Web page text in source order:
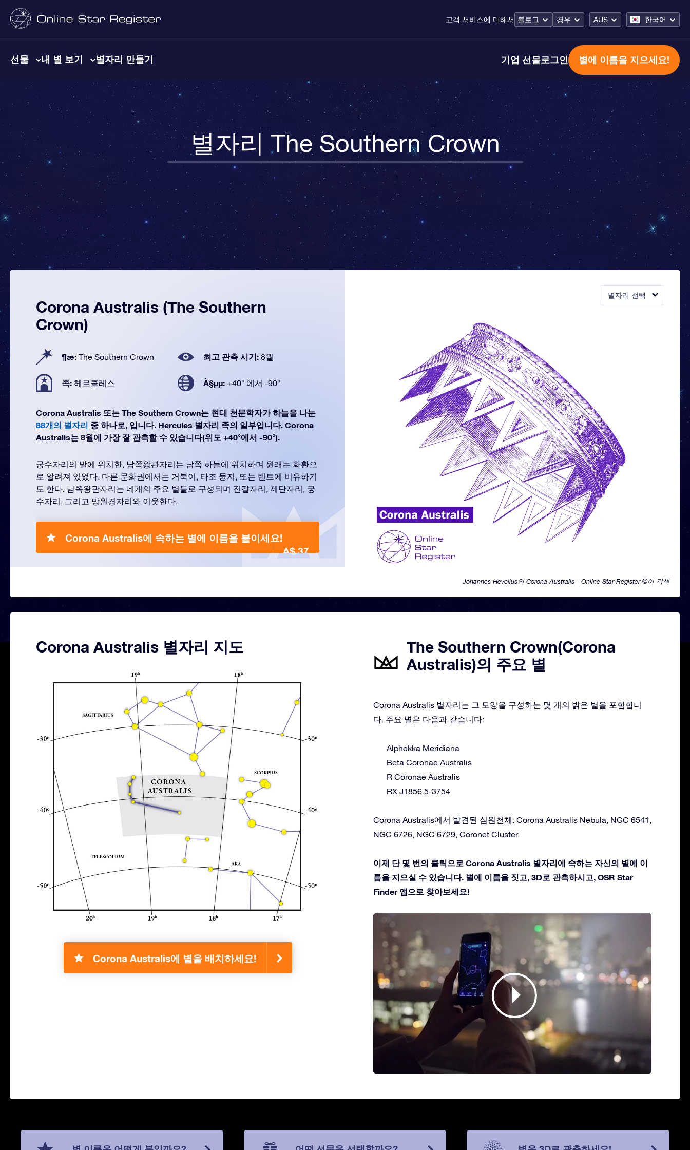
고객 서비스에 대해서 블로그 경우 AUS 한국어
선물 내 별 보기 별자리 만들기 기업 선물로그인 별에 이름을 지으세요!
별자리 The Southern Crown
별자리 선택
Johannes Hevelius의 Corona Australis - Online Star Register ©이 각색
Corona Australis (The Southern
Crown)
¶æ: The Southern Crown 최고 관측 시기: 8월
족: 헤르클레스 À§µµ: +40° 에서 -90°
Corona Australis 또는 The Southern Crown는 현대 천문학자가 하늘을 나눈
88개의 별자리 중 하나로, 입니다. Hercules 별자리 족의 일부입니다. Corona
Australis는 8월에 가장 잘 관측할 수 있습니다(위도 +40°에서 -90°).
궁수자리의 발에 위치한, 남쪽왕관자리는 남쪽 하늘에 위치하며 원래는 화환으
로 알려져 있었다. 다른 문화권에서는 거북이, 타조 둥지, 또는 텐트에 비유하기
도 한다. 남쪽왕관자리는 네개의 주요 별들로 구성되며 전갈자리, 제단자리, 궁
수자리, 그리고 망원경자리와 이웃한다.
Corona Australis에 속하는 별에 이름을 붙이세요!
A$ 37
Corona Australis 별자리 지도
Corona Australis에 별을 배치하세요!
The Southern Crown(Corona
Australis)의 주요 별
Corona Australis 별자리는 그 모양을 구성하는 몇 개의 밝은 별을 포함합니
다. 주요 별은 다음과 같습니다:
Alphekka Meridiana
Beta Coronae Australis
R Coronae Australis
RX J1856.5-3754
Corona Australis에서 발견된 심원천체: Corona Australis Nebula, NGC 6541,
NGC 6726, NGC 6729, Coronet Cluster.
이제 단 몇 번의 클릭으로 Corona Australis 별자리에 속하는 자신의 별에 이
름을 지으실 수 있습니다. 별에 이름을 짓고, 3D로 관측하시고, OSR Star
Finder 앱으로 찾아보세요!